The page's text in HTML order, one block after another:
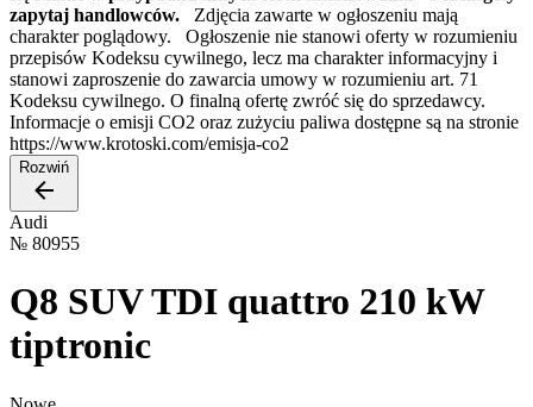
zapytaj handlowców. Zdjęcia zawarte w ogłoszeniu mają
charakter poglądowy. Ogłoszenie nie stanowi oferty w rozumieniu
przepisów Kodeksu cywilnego, lecz ma charakter informacyjny i
stanowi zaproszenie do zawarcia umowy w rozumieniu art. 71
Kodeksu cywilnego. O finalną ofertę zwróć się do sprzedawcy.
Informacje o emisji CO2 oraz zużyciu paliwa dostępne są na stronie
https://www.krotoski.com/emisja-co2
Rozwiń
Audi
№ 80955
Q8 SUV TDI quattro 210 kW
tiptronic